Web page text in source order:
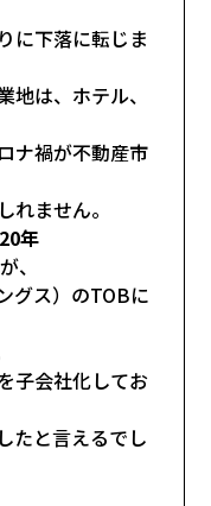
に下落に転じま
は、ホテル、
ナ禍が不動産市
ません。
年
、
グス）のTOBに
子会社化してお
たと言えるでし